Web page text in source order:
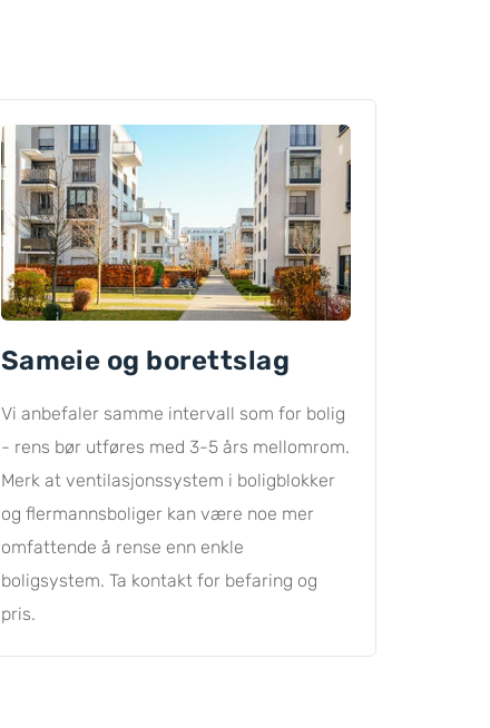
Sameie og borettslag
Vi anbefaler samme intervall som for bolig
- rens bør utføres med 3-5 års mellomrom.
Merk at ventilasjonssystem i boligblokker
og flermannsboliger kan være noe mer
omfattende å rense enn enkle
boligsystem. Ta kontakt for befaring og
pris.